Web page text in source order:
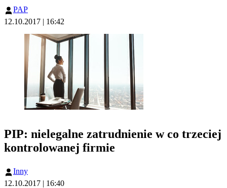
PAP
12.10.2017 | 16:42
PIP: nielegalne zatrudnienie w co trzeciej
kontrolowanej firmie
Inny
12.10.2017 | 16:40